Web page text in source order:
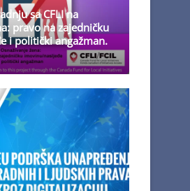
sa CFLI na
pravo na zajedničku
i politički angažman.